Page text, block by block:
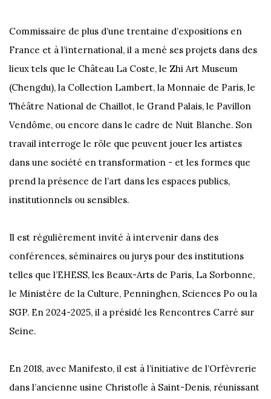
Commissaire de plus d’une trentaine d’expositions en
France et à l’international, il a mené ses projets dans des
lieux tels que le Château La Coste, le Zhi Art Museum
(Chengdu), la Collection Lambert, la Monnaie de Paris, le
Théâtre National de Chaillot, le Grand Palais, le Pavillon
Vendôme, ou encore dans le cadre de Nuit Blanche. Son
travail interroge le rôle que peuvent jouer les artistes
dans une société en transformation - et les formes que
prend la présence de l’art dans les espaces publics,
institutionnels ou sensibles.
Il est régulièrement invité à intervenir dans des
conférences, séminaires ou jurys pour des institutions
telles que l’EHESS, les Beaux-Arts de Paris, La Sorbonne,
le Ministère de la Culture, Penninghen, Sciences Po ou la
SGP. En 2024-2025, il a présidé les Rencontres Carré sur
Seine.
En 2018, avec Manifesto, il est à l’initiative de l’Orfèvrerie
dans l’ancienne usine Christofle à Saint-Denis, réunissant